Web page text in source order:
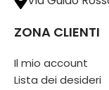
ZONA CLIENTI
Il mio account
Lista dei desideri